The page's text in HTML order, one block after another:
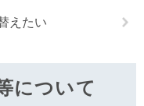
えたい
について